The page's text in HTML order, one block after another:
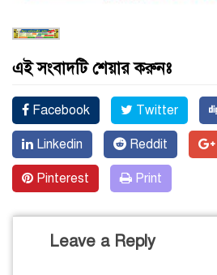
এই সংবাদটি শেয়ার করুনঃ
Facebook Twitter
Linkedin Reddit
Pinterest Print
Leave a Reply